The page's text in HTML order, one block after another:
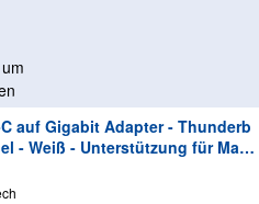
um
auf Gigabit Adapter - Thunderb
- Weiß - Unterstützung für Mac
Chrome OS - Netzwerkadapter -
Ethernet - weiß